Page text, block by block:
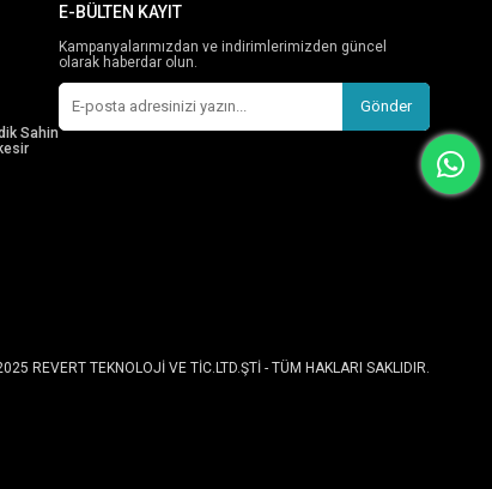
Sahin
E-BÜLTEN KAYIT
Kampanyalarımızdan ve indirimlerimizden güncel
olarak haberdar olun.
Gönder
REVERT TEKNOLOJİ VE TİC.LTD.ŞTİ - TÜM HAKLARI SAKLIDIR.